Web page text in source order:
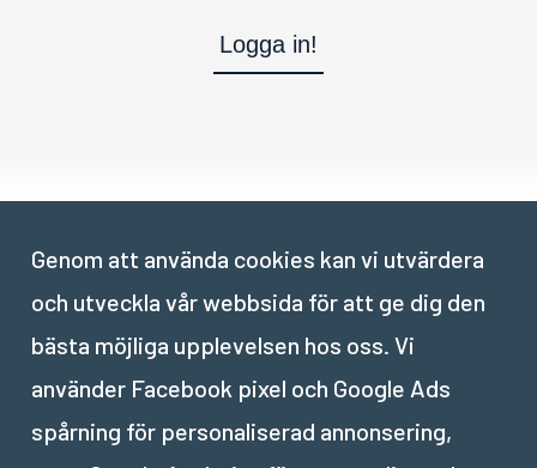
Logga in!
Delen är klar. Tillbaka till översikten.
Genom att använda cookies kan vi utvärdera
och utveckla vår webbsida för att ge dig den
bästa möjliga upplevelsen hos oss. Vi
använder Facebook pixel och Google Ads
spårning för personaliserad annonsering,